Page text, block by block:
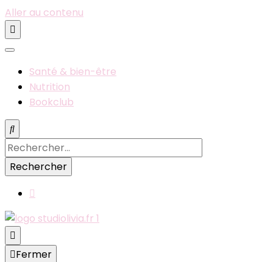
Aller au contenu
Santé & bien-être
Nutrition
Bookclub
Rechercher :
Blog santé, nutrition, bien-être & sport
Fermer